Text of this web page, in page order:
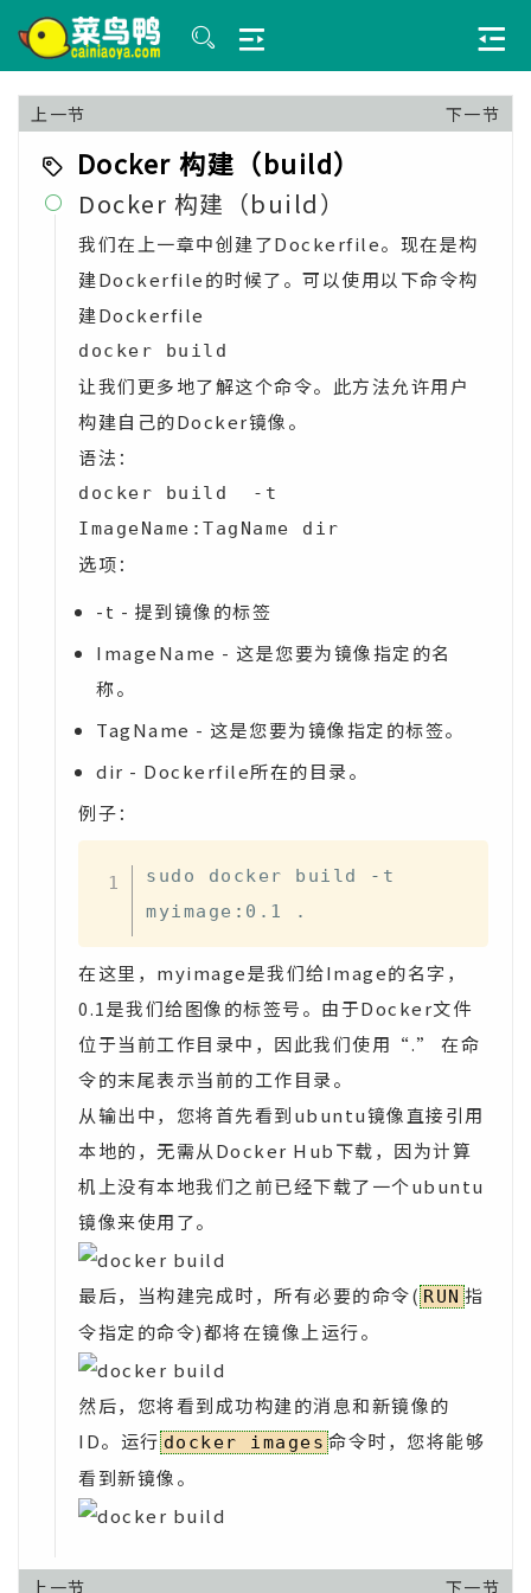
上一节 下一节
Docker 构建（build）
 Docker 构建（build）
我们在上一章中创建了Dockerfile。现在是构
建Dockerfile的时候了。可以使用以下命令构
建Dockerfile
docker build
让我们更多地了解这个命令。此方法允许用户
构建自己的Docker镜像。
语法：
docker build  -t
ImageName:TagName dir
选项：
-t - 提到镜像的标签
ImageName - 这是您要为镜像指定的名
称。
TagName - 这是您要为镜像指定的标签。
dir - Dockerfile所在的目录。
例子：
sudo docker build - t
myimage : 0.1 .
在这里，myimage是我们给Image的名字，
0.1是我们给图像的标签号。由于Docker文件
位于当前工作目录中，因此我们使用“.” 在命
令的末尾表示当前的工作目录。
从输出中，您将首先看到ubuntu镜像直接引用
本地的，无需从Docker Hub下载，因为计算
机上没有本地我们之前已经下载了一个ubuntu
镜像来使用了。
最后，当构建完成时，所有必要的命令( RUN 指
令指定的命令)都将在镜像上运行。
然后，您将看到成功构建的消息和新镜像的
ID。运行 docker images 命令时，您将能够
看到新镜像。
上一节 下一节